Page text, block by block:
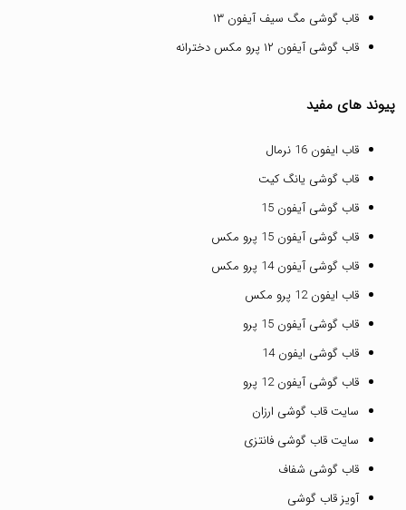
قاب گوشی مگ سیف آیفون ۱۳
قاب گوشی آیفون ۱۲ پرو مکس دخترانه
پیوند های مفید
قاب ایفون 16 نرمال
قاب گوشی یانگ کیت
قاب گوشی آیفون 15
قاب گوشی آیفون 15 پرو مکس
قاب گوشی آیفون 14 پرو مکس
قاب ایفون 12 پرو مکس
قاب گوشی آیفون 15 پرو
قاب گوشی ایفون 14
قاب گوشی آیفون 12 پرو
سایت قاب گوشی ارزان
سایت قاب گوشی فانتزی
قاب گوشی شفاف
آویز قاب گوشی